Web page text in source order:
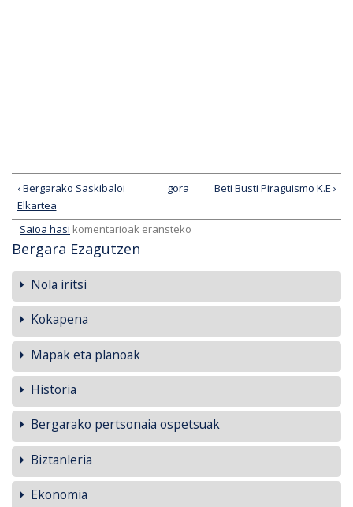
‹ Bergarako Saskibaloi
Elkartea
gora Beti Busti Piraguismo K.E ›
Saioa hasi komentarioak eransteko
Bergara Ezagutzen
Nola iritsi
Kokapena
Mapak eta planoak
Historia
Bergarako pertsonaia ospetsuak
Biztanleria
Ekonomia